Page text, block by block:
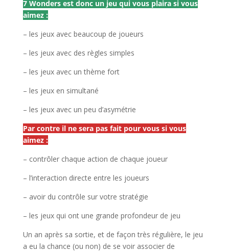
7 Wonders est donc un jeu qui vous plaira si vous
aimez :
– les jeux avec beaucoup de joueurs
– les jeux avec des règles simples
– les jeux avec un thème fort
– les jeux en simultané
– les jeux avec un peu d’asymétrie
Par contre il ne sera pas fait pour vous si vous
aimez :
– contrôler chaque action de chaque joueur
– l’interaction directe entre les joueurs
– avoir du contrôle sur votre stratégie
– les jeux qui ont une grande profondeur de jeu
Un an après sa sortie, et de façon très régulière, le jeu
a eu la chance (ou non) de se voir associer de